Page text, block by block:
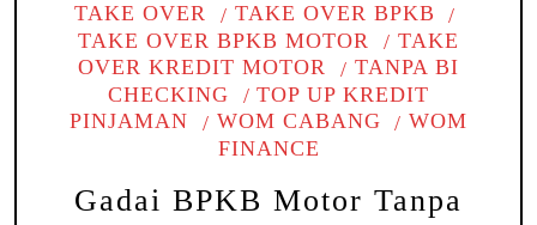
TAKE OVER
TAKE OVER BPKB
TAKE OVER BPKB MOTOR
TAKE
OVER KREDIT MOTOR
TANPA BI
CHECKING
TOP UP KREDIT
PINJAMAN
WOM CABANG
WOM
FINANCE
Gadai BPKB Motor Tanpa